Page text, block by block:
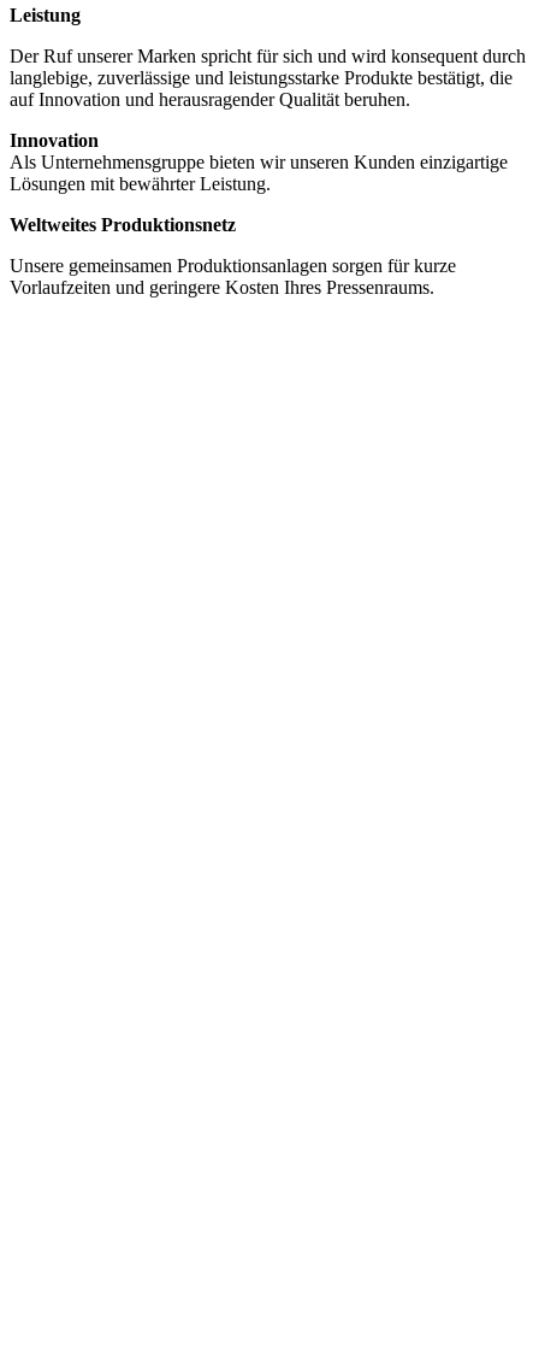
Leistung
Der Ruf unserer Marken spricht für sich und wird konsequent durch
langlebige, zuverlässige und leistungsstarke Produkte bestätigt, die
auf Innovation und herausragender Qualität beruhen.
Innovation
Als Unternehmensgruppe bieten wir unseren Kunden einzigartige
Lösungen mit bewährter Leistung.
Weltweites Produktionsnetz
Unsere gemeinsamen Produktionsanlagen sorgen für kurze
Vorlaufzeiten und geringere Kosten Ihres Pressenraums.